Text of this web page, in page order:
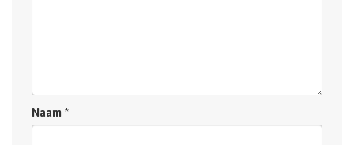
Naam *